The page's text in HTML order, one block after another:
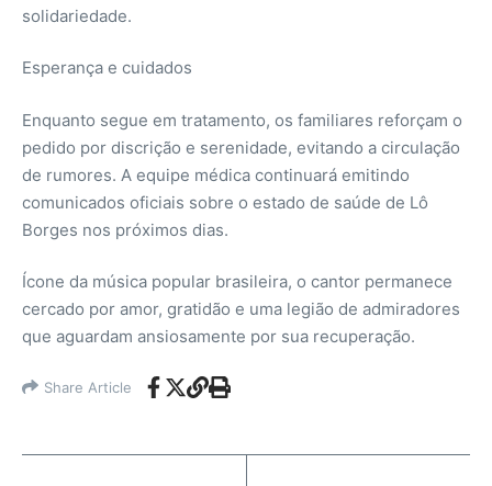
solidariedade.
Esperança e cuidados
Enquanto segue em tratamento, os familiares reforçam o
pedido por discrição e serenidade, evitando a circulação
de rumores. A equipe médica continuará emitindo
comunicados oficiais sobre o estado de saúde de Lô
Borges nos próximos dias.
Ícone da música popular brasileira, o cantor permanece
cercado por amor, gratidão e uma legião de admiradores
que aguardam ansiosamente por sua recuperação.
Share Article